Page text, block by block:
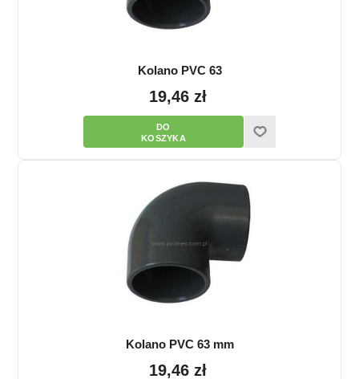
Kolano PVC 63
19,46 zł
Kolano PVC 63 mm
19,46 zł